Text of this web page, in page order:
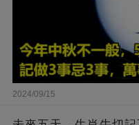
2024/09/15